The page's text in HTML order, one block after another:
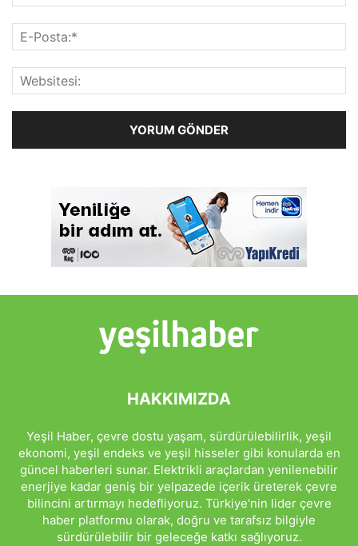
HAKKIMIZDA
Yeşil Haber, çevre dostu yaşam, sürdürülebilirlik, yeşil
ekonomi, yeşil endeks ve yeşil hisseler gibi konularda en
güncel haberleri sunar. Elektrikli araçlardan yenilenebilir
enerjiye kadar geniş bir yelpazede içerik üreterek çevre
bilincini artırmayı hedefliyoruz. Türkiye'nin lider çevre
haber platformu olarak, doğru ve tarafsız bilgiyle
sürdürülebilir bir geleceğe katkı sağlıyoruz.